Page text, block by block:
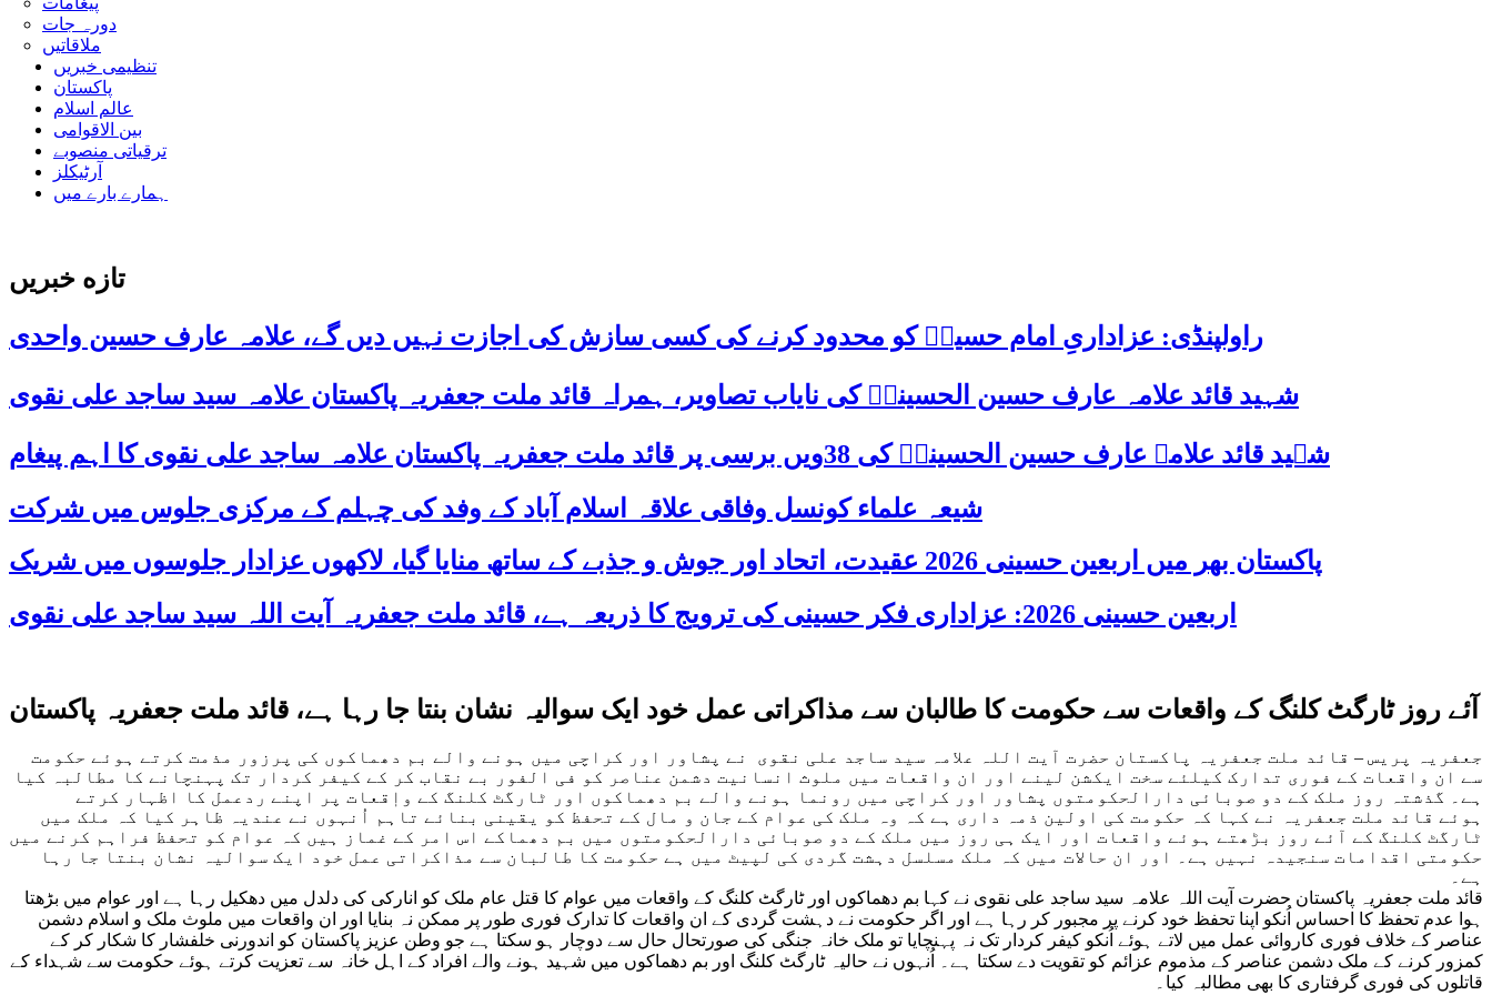
دورہ جات
ملاقاتیں
تنظیمی خبریں
پاکستان
عالم اسلام
بین الاقوامی
ترقیاتی منصوبے
آرٹیکلز
ہمارے بارے میں
تازه خبریں
راولپنڈی: عزاداریِ امام حسینؑ کو محدود کرنے کی کسی سازش کی اجازت نہیں دیں گے، علامہ عارف حسین واحدی
شہید قائد علامہ عارف حسین الحسینیؒ کی نایاب تصاویر، ہمراہ قائد ملت جعفریہ پاکستان علامہ سید ساجد علی نقوی
شہید قائد علامہ عارف حسین الحسینیؒ کی 38ویں برسی پر قائد ملت جعفریہ پاکستان علامہ ساجد علی نقوی کا اہم پیغام
شیعہ علماء کونسل وفاقی علاقہ اسلام آباد کے وفد کی چہلم کے مرکزی جلوس میں شرکت
پاکستان بھر میں اربعین حسینی 2026 عقیدت، اتحاد اور جوش و جذبے کے ساتھ منایا گیا، لاکھوں عزادار جلوسوں میں شریک
اربعین حسینی 2026: عزاداری فکر حسینی کی ترویج کا ذریعہ ہے، قائد ملت جعفریہ آیت اللہ سید ساجد علی نقوی
آئے روز ٹارگٹ کلنگ کے واقعات سے حکومت کا طالبان سے مذاکراتی عمل خود ایک سوالیہ نشان بنتا جا رہا ہے، قائد ملت جعفریہ پاکستان
جعفریہ پریس – قائد ملت جعفریہ پاکستان حضرت آیت اللہ علامہ سید ساجد علی نقوی نے پشاور اور کراچی میں ہونے والے بم دھماکوں کی پرزور مذمت کرتے ہوئے حکومت
سے ان واقعات کے فوری تدارک کیلئے سخت ایکشن لینے اور ان واقعات میں ملوث انسانیت دشمن عناصر کو فی الفور بے نقاب کر کے کیفر کردار تک پہنچانے کا مطالبہ کیا
ہے۔ گذشتہ روز ملک کے دو صوبائی دارالحکومتوں پشاور اور کراچی میں رونما ہونے والے بم دھماکوں اور ٹارگٹ کلنگ کے واٖقعات پر اپنے ردعمل کا اظہار کرتے
ہوئے قائد ملت جعفریہ نے کہا کہ حکومت کی اولین ذمہ داری ہے کہ وہ ملک کی عوام کے جان و مال کے تحفظ کو یقینی بنائے تاہم اُنہوں نے عندیہ ظاہر کیا کہ ملک میں
ٹارگٹ کلنگ کے آئے روز بڑھتے ہوئے واقعات اور ایک ہی روز میں ملک کے دو صوبائی دارالحکومتوں میں بم دھماکے اس امر کے غماز ہیں کہ عوام کو تحفظ فراہم کرنے میں
حکومتی اقدامات سنجیدہ نہیں ہے۔ اور ان حالات میں کہ ملک مسلسل دہشت گردی کی لپیٹ میں ہے حکومت کا طالبان سے مذاکراتی عمل خود ایک سوالیہ نشان بنتا جا رہا
ہے۔
قائد ملت جعفریہ پاکستان حضرت آیت اللہ علامہ سید ساجد علی نقوی نے کہا بم دھماکوں اور ٹارگٹ کلنگ کے واقعات میں عوام کا قتل عام ملک کو انارکی کی دلدل میں دھکیل رہا ہے اور عوام میں بڑھتا
ہوا عدم تحفظ کا احساس اُنکو اپنا تحفظ خود کرنے پر مجبور کر رہا ہے اور اگر حکومت نے دہشت گردی کے ان واقعات کا تدارک فوری طور پر ممکن نہ بنایا اور ان واقعات میں ملوث ملک و اسلام دشمن
عناصر کے خلاف فوری کاروائی عمل میں لاتے ہوئے اُنکو کیفر کردار تک نہ پہنچایا تو ملک خانہ جنگی کی صورتحال حال سے دوچار ہو سکتا ہے جو وطن عزیز پاکستان کو اندورنی خلفشار کا شکار کر کے
کمزور کرنے کے ملک دشمن عناصر کے مذموم عزائم کو تقویت دے سکتا ہے۔ اُنہوں نے حالیہ ٹارگٹ کلنگ اور بم دھماکوں میں شہید ہونے والے افراد کے اہل خانہ سے تعزیت کرتے ہوئے حکومت سے شہداء کے
قاتلوں کی فوری گرفتاری کا بھی مطالبہ کیا۔